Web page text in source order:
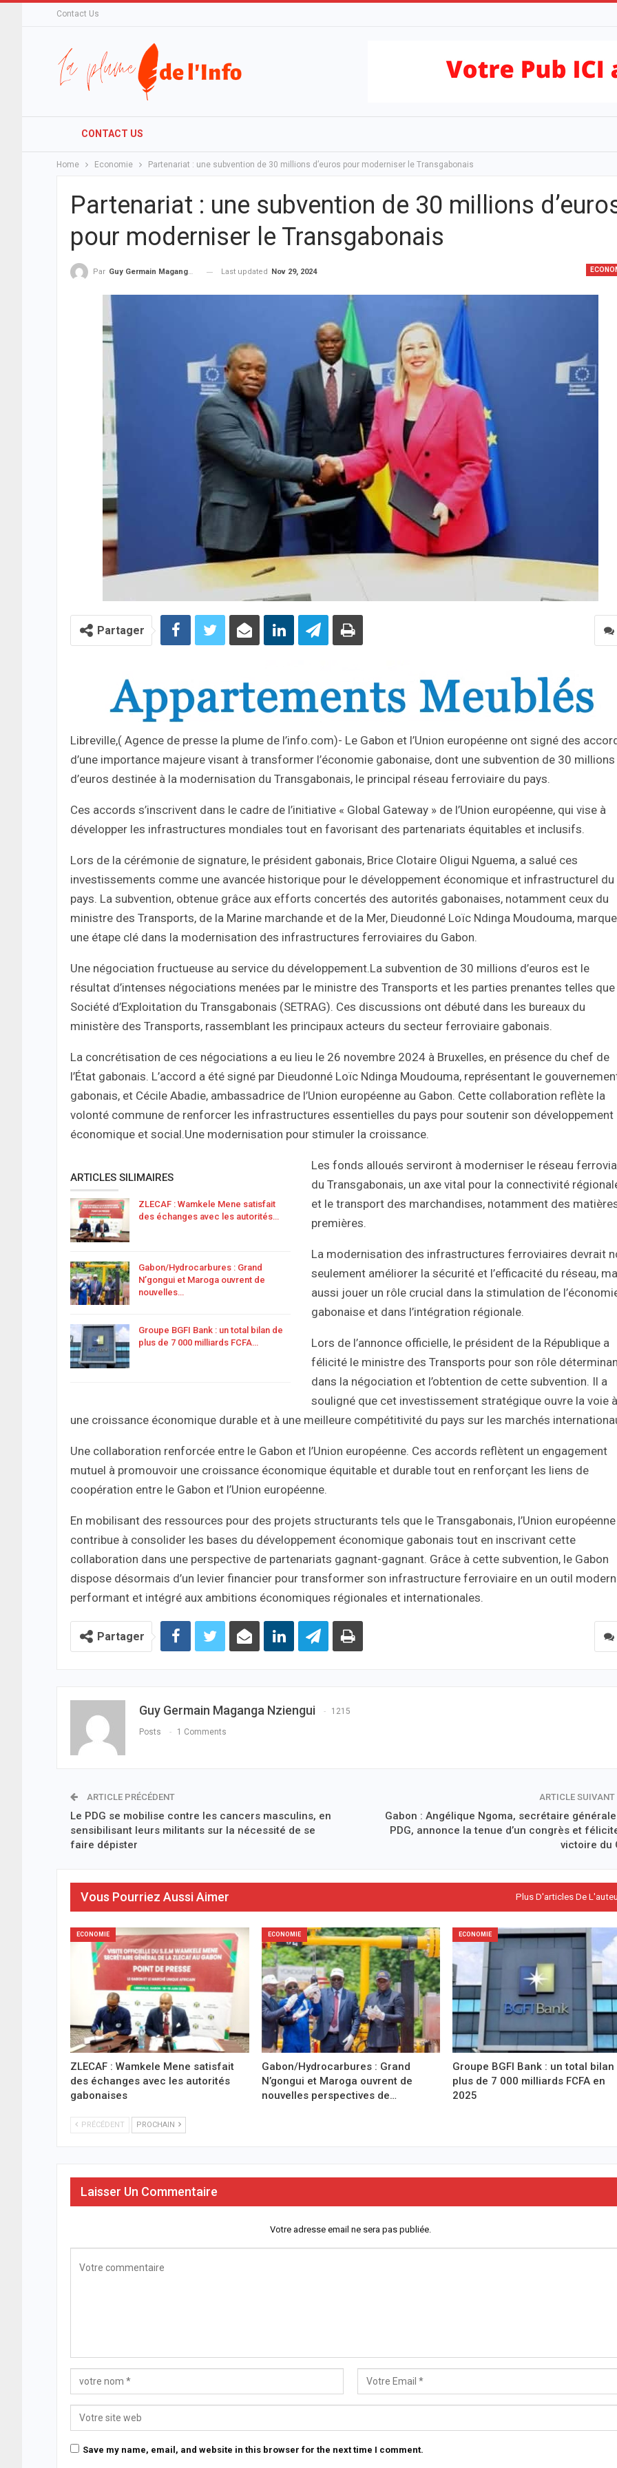
Contact Us
CONTACT US
Home Economie Partenariat : une subvention de 30 millions d’euros pour moderniser le Transgabonais
Partenariat : une subvention de 30 millions
pour moderniser le Transgabonais
Par Guy Germain Maganga Nziengui Last updated Nov 29, 2024
Partager
Libreville,( Agence de presse la plume de l’info.com)- Le Gabon et l’Union européenne ont signé des
d’une importance majeure visant à transformer l’économie gabonaise, dont une subvention de 30 millions
d’euros destinée à la modernisation du Transgabonais, le principal réseau ferroviaire du pays.
Ces accords s’inscrivent dans le cadre de l’initiative « Global Gateway » de l’Union européenne, qui vise à
développer les infrastructures mondiales tout en favorisant des partenariats équitables et inclusifs.
Lors de la cérémonie de signature, le président gabonais, Brice Clotaire Oligui Nguema, a salué ces
investissements comme une avancée historique pour le développement économique et infrastructurel du
pays. La subvention, obtenue grâce aux efforts concertés des autorités gabonaises, notamment ceux du
ministre des Transports, de la Marine marchande et de la Mer, Dieudonné Loïc Ndinga Moudouma, marque
une étape clé dans la modernisation des infrastructures ferroviaires du Gabon.
Une négociation fructueuse au service du développement.La subvention de 30 millions d’euros est le
résultat d’intenses négociations menées par le ministre des Transports et les parties prenantes telles que
Société d’Exploitation du Transgabonais (SETRAG). Ces discussions ont débuté dans les bureaux du
ministère des Transports, rassemblant les principaux acteurs du secteur ferroviaire gabonais.
La concrétisation de ces négociations a eu lieu le 26 novembre 2024 à Bruxelles, en présence du chef de
l’État gabonais. L’accord a été signé par Dieudonné Loïc Ndinga Moudouma, représentant le
gabonais, et Cécile Abadie, ambassadrice de l’Union européenne au Gabon. Cette collaboration reflète la
volonté commune de renforcer les infrastructures essentielles du pays pour soutenir son développement
économique et social.Une modernisation pour stimuler la croissance.
ARTICLES SILIMAIRES
ZLECAF : Wamkele Mene satisfait
des échanges avec les autorités…
Gabon/Hydrocarbures : Grand
N’gongui et Maroga ouvrent de
nouvelles…
Groupe BGFI Bank : un total bilan de
plus de 7 000 milliards FCFA…
Les fonds alloués serviront à moderniser le réseau
du Transgabonais, un axe vital pour la connectivité
et le transport des marchandises, notamment des
premières.
La modernisation des infrastructures ferroviaires devrait
seulement améliorer la sécurité et l’efficacité du réseau,
aussi jouer un rôle crucial dans la stimulation de
gabonaise et dans l’intégration régionale.
Lors de l’annonce officielle, le président de la République a
félicité le ministre des Transports pour son rôle
dans la négociation et l’obtention de cette subvention. Il a
souligné que cet investissement stratégique ouvre la voie à
une croissance économique durable et à une meilleure compétitivité du pays sur les marchés
Une collaboration renforcée entre le Gabon et l’Union européenne. Ces accords reflètent un engagement
mutuel à promouvoir une croissance économique équitable et durable tout en renforçant les liens de
coopération entre le Gabon et l’Union européenne.
En mobilisant des ressources pour des projets structurants tels que le Transgabonais, l’Union européenne
contribue à consolider les bases du développement économique gabonais tout en inscrivant cette
collaboration dans une perspective de partenariats gagnant-gagnant. Grâce à cette subvention, le Gabon
dispose désormais d’un levier financier pour transformer son infrastructure ferroviaire en un outil
performant et intégré aux ambitions économiques régionales et internationales.
Partager
Guy Germain Maganga Nziengui 1215
Posts 1 Comments
ARTICLE PRÉCÉDENT
Le PDG se mobilise contre les cancers masculins, en
sensibilisant leurs militants sur la nécessité de se
faire dépister
ARTICLE SUIVANT
Gabon : Angélique Ngoma, secrétaire
PDG, annonce la tenue d’un congrès et
victoire du
Vous Pourriez Aussi Aimer Plus D'articles De
ECONOMIE
ZLECAF : Wamkele Mene satisfait
des échanges avec les autorités
gabonaises
ECONOMIE
Gabon/Hydrocarbures : Grand
N’gongui et Maroga ouvrent de
nouvelles perspectives de…
ECONOMIE
Groupe BGFI Bank : un total bilan
plus de 7 000 milliards FCFA en
2025
PRÉCÉDENT PROCHAIN
Laisser Un Commentaire
Votre adresse email ne sera pas publiée.
Save my name, email, and website in this browser for the next time I comment.